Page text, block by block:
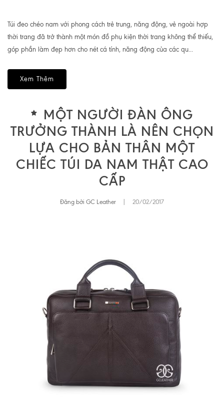
Túi đeo chéo nam với phong cách trẻ trung, năng động, vẻ ngoài hợp
thời trang đã trở thành một món đồ phụ kiện thời trang không thể thiếu,
góp phần làm đẹp hơn cho nét cá tính, năng động của các qu...
Xem Thêm
MỘT NGƯỜI ĐÀN ÔNG
TRƯỞNG THÀNH LÀ NÊN CHỌN
LỰA CHO BẢN THÂN MỘT
CHIẾC TÚI DA NAM THẬT CAO
CẤP
Đăng bởi GC Leather 20/02/2017